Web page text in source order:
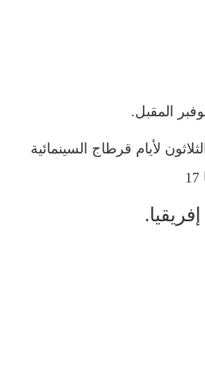
لأيام قرطاج السينمائية